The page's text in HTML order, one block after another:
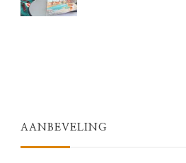
AANBEVELING